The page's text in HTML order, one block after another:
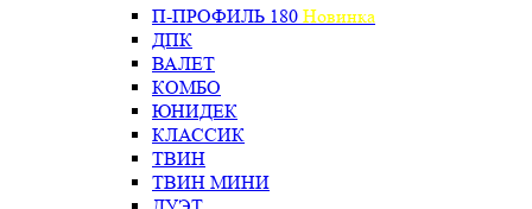
П-ПРОФИЛЬ 180 Новинка
ДПК
ВАЛЕТ
КОМБО
ЮНИДЕК
КЛАССИК
ТВИН
ТВИН МИНИ